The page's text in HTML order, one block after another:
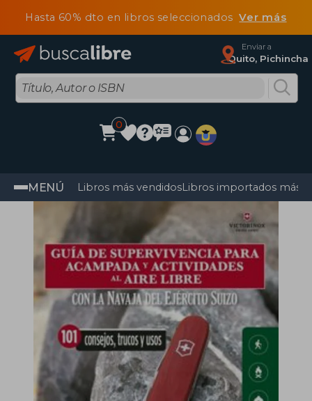
Hasta 60% dto en libros seleccionadosVer más
Enviar a
Quito, Pichincha
0
MENÚ Libros más vendidosLibros importados más